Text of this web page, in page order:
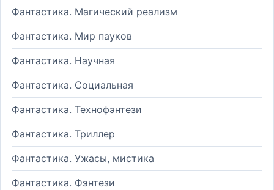
Фантастика. Магический реализм
Фантастика. Мир пауков
Фантастика. Научная
Фантастика. Социальная
Фантастика. Технофэнтези
Фантастика. Триллер
Фантастика. Ужасы, мистика
Фантастика. Фэнтези